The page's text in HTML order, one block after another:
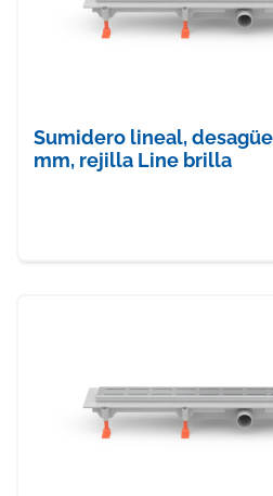
Sumidero lineal,
mm, rejilla Line brilla